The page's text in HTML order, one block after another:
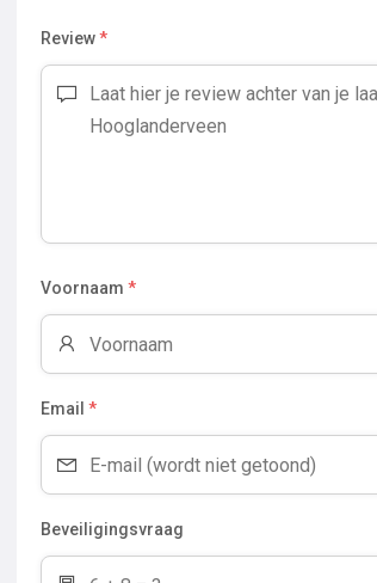
Review*
Voornaam *
Email *
Beveiligingsvraag